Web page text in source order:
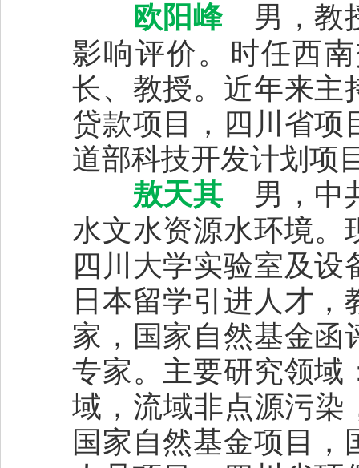
欧阳峰 男，教
影响评价。 时任西
长、教授。近年来主
贷款项目，四川省项
道部科技开发计划项
敖天其 男，中
水文水资源水环境。
四川大学实验室及
日本留学引进人才
家，国家自然基金函
专家。主要研究领域
域，流域非点源污染
国家自然基金项目